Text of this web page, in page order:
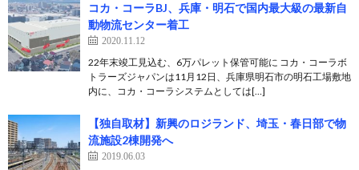
コカ・コーラBJ、兵庫・明石で国内最大級の最新自
動物流センター着工
2020.11.12
22年末竣工見込む、6万パレット保管可能に コカ・コーラボ
トラーズジャパンは11月12日、兵庫県明石市の明石工場敷地
内に、コカ・コーラシステムとしては[…]
【独自取材】新興のロジランド、埼玉・春日部で物
流施設2棟開発へ
2019.06.03